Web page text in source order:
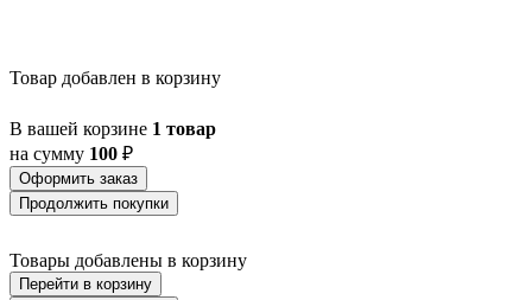
Товар добавлен в корзину
В вашей корзине 1 товар
на сумму 100 ₽
Оформить заказ
Продолжить покупки
Товары добавлены в корзину
Перейти в корзину